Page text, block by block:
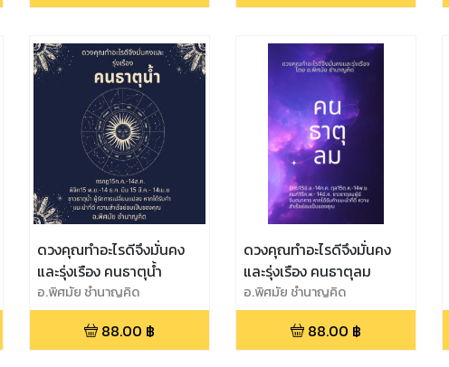
ดวงคุณทำอะไรดีจึงมั่นคง
และรุ่งเรือง คนธาตุน้ำ
อ.พิศมัย ชำนาญคิด
88.00 ฿
ดวงคุณทำอะไรดีจึงมั่นคง
และรุ่งเรือง คนธาตุลม
อ.พิศมัย ชำนาญคิด
88.00 ฿